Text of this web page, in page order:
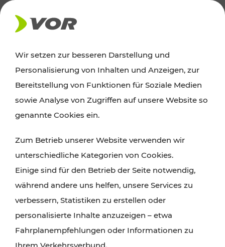
AKTUELLES
Ausflugstipps
Wien, Niederösterreich und das Burgenland
Wanderungen, Kultur und Gastronomie,
Radtouren oder purer Naturgenuss – viele
Attraktionen sind mit den Ticket- und Fahrplan-
Angeboten des VOR gut und schnell erreichbar.
Wir setzen zur besseren Darstellung und
Personalisierung von Inhalten und Anzeigen, zur
Bereitstellung von Funktionen für Soziale Medien
sowie Analyse von Zugriffen auf unsere Website so
genannte Cookies ein.
Zum Betrieb unserer Website verwenden wir
unterschiedliche Kategorien von Cookies.
Einige sind für den Betrieb der Seite notwendig,
während andere uns helfen, unsere Services zu
verbessern, Statistiken zu erstellen oder
personalisierte Inhalte anzuzeigen – etwa
Fahrplanempfehlungen oder Informationen zu